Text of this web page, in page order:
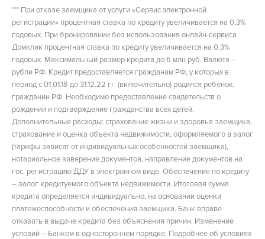
*** При отказе заемщика от услуги «Сервис электронной
регистрации» процентная ставка по кредиту увеличивается на 0,3%
годовых. При бронировании без использования онлайн-сервиса
Домклик процентная ставка по кредиту увеличивается на 0,3%
годовых. Максимальный размер кредита до 6 млн руб. Валюта –
рубли РФ. Кредит предоставляется гражданам РФ, у которых в
период с 01.01.18 до 31.12.22 гг. (включительно) родился ребенок,
гражданин РФ. Необходимо предоставление свидетельств о
рождении и подтверждение гражданства всех детей.
Дополнительные расходы: страхование жизни и здоровья заемщика,
страхование и оценка объекта недвижимости, оформляемого в залог
(тарифы зависят от индивидуальных особенностей заемщика),
нотариальное заверение документов, направление документов на
гос. регистрацию ДДУ в электронном виде. Обеспечение по кредиту
– залог кредитуемого объекта недвижимости. Итоговая сумма
кредита определяется индивидуально, на основании оценки
платежеспособности и обеспечения заемщика. Банк вправе
отказать в выдаче кредита без объяснения причин. Изменение
условий – Банком в одностороннем порядке. Подробнее об условиях